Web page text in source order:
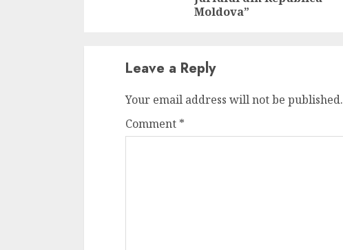
Moldova”
Leave a Reply
Your email address will not be published.
Comment *